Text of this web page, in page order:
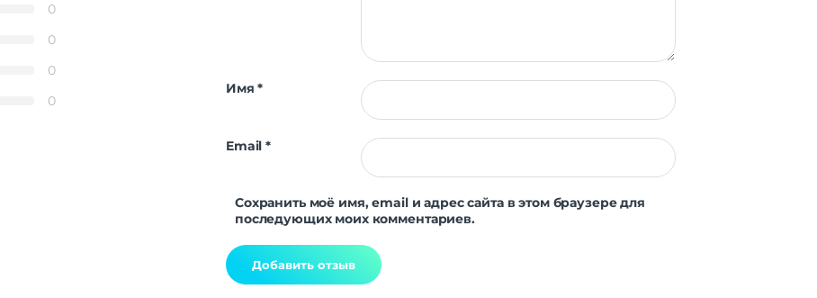
0
0
0
0
Имя*
Email*
Сохранить моё имя, email и адрес сайта в этом браузере для
последующих моих комментариев.